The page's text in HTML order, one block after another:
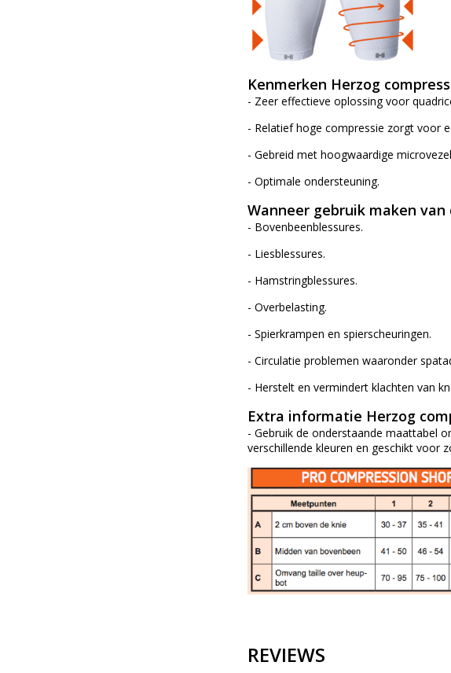
Kenmerken Herzog
- Zeer effectieve oplossing voor
- Relatief hoge compressie zorgt voor
- Gebreid met hoogwaardige
- Optimale ondersteuning.
Wanneer gebruik maken van
- Bovenbeenblessures.
- Liesblessures.
- Hamstringblessures.
- Overbelasting.
- Spierkrampen en spierscheuringen.
- Circulatie problemen waaronder
- Herstelt en vermindert klachten van
Extra informatie Herzog
- Gebruik de onderstaande maattabel
verschillende kleuren en geschikt voor
REVIEWS